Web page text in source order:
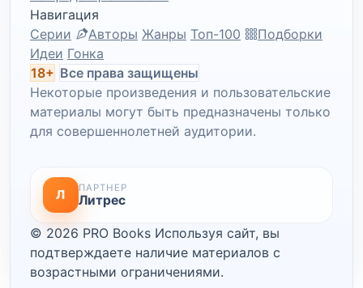
Навигация
Серии
Авторы Жанры Топ-100
Подборки
Идеи Гонка
18+ Все права защищены
Некоторые произведения и пользовательские
материалы могут быть предназначены только
для совершеннолетней аудитории.
Л ПАРТНЕР
Литрес
© 2026 PRO Books Используя сайт, вы
подтверждаете наличие материалов с
возрастными ограничениями.